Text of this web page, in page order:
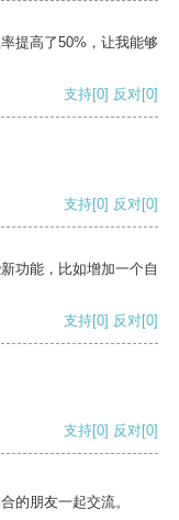
提高了50%，让我能够
支持[0] 反对[0]
支持[0] 反对[0]
功能，比如增加一个自
支持[0] 反对[0]
支持[0] 反对[0]
的朋友一起交流。